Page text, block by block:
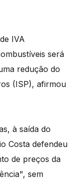
IVA
será
redução do
(ISP), afirmou
à saída do
Costa defendeu
de preços da
sem